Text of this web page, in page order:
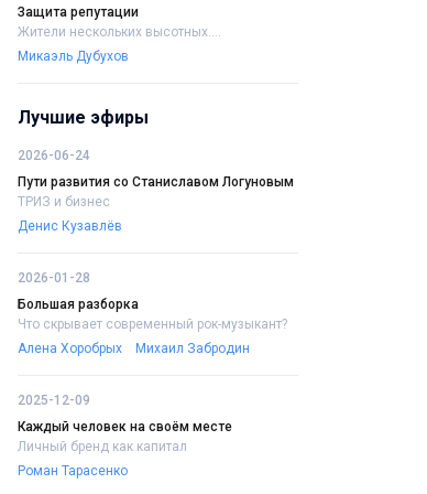
Защита репутации
Жители нескольких высотных....
Микаэль Дубухов
Лучшие эфиры
2026-06-24
Пути развития со Станиславом Логуновым
ТРИЗ и бизнес
Денис Кузавлёв
2026-01-28
Большая разборка
Что скрывает современный рок-музыкант?
Алена Хоробрых
Михаил Забродин
2025-12-09
Каждый человек на своём месте
Личный бренд как капитал
Роман Тарасенко